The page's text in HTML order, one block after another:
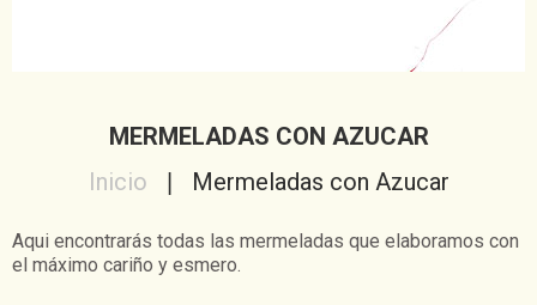
MERMELADAS CON AZUCAR
Inicio
Mermeladas con Azucar
Aqui encontrarás todas las mermeladas que elaboramos con
el máximo cariño y esmero.